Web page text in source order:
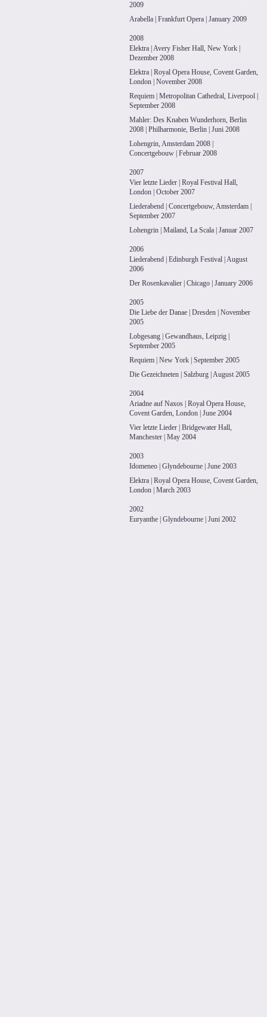
2009
Arabella | Frankfurt Opera | January 2009
2008
Elektra | Avery Fisher Hall, New York |
Dezember 2008
Elektra | Royal Opera House, Covent Garden,
London | November 2008
Requiem | Metropolitan Cathedral, Liverpool |
September 2008
Mahler: Des Knaben Wunderhorn, Berlin
2008 | Philharmonie, Berlin | Juni 2008
Lohengrin, Amsterdam 2008 |
Concertgebouw | Februar 2008
2007
Vier letzte Lieder | Royal Festival Hall,
London | October 2007
Liederabend | Concertgebouw, Amsterdam |
September 2007
Lohengrin | Mailand, La Scala | Januar 2007
2006
Liederabend | Edinburgh Festival | August
2006
Der Rosenkavalier | Chicago | January 2006
2005
Die Liebe der Danae | Dresden | November
2005
Lobgesang | Gewandhaus, Leipzig |
September 2005
Requiem | New York | September 2005
Die Gezeichneten | Salzburg | August 2005
2004
Ariadne auf Naxos | Royal Opera House,
Covent Garden, London | June 2004
Vier letzte Lieder | Bridgewater Hall,
Manchester | May 2004
2003
Idomeneo | Glyndebourne | June 2003
Elektra | Royal Opera House, Covent Garden,
London | March 2003
2002
Euryanthe | Glyndebourne | Juni 2002